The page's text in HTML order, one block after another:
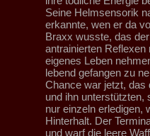
Seine Helmsensorik
erkannte, wen er da
Braxx wusste, das
antrainierten
eigenes Leben
lebend gefangen zu
Chance war jetzt, das
und ihn unterstützten,
nur einzeln erledigen,
Hinterhalt. Der
und warf die leere